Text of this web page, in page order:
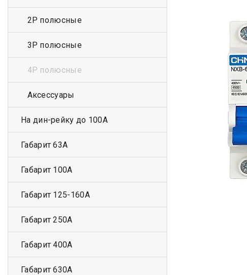
2Р полюсные
3Р полюсные
4Р полюсные
Аксессуары
На дин-рейку до 100А
Габарит 63А
Габарит 100А
Габарит 125-160А
Габарит 250А
Габарит 400А
Габарит 630А